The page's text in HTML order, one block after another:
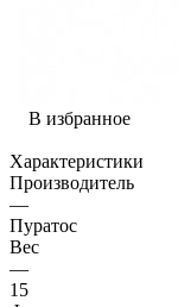
В избранное
Характеристики
Производитель
—
Пуратос
Вес
—
15